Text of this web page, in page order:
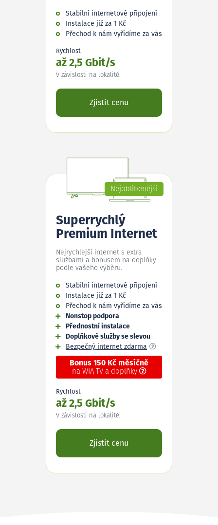
Stabilní internetové připojení
Instalace již za 1 Kč
Přechod k nám vyřídíme za vás
Rychlost
až 2,5 Gbit/s
V závislosti na lokalitě.
Zjistit cenu
Nejoblíbenější
Superrychlý
Premium Internet
Nejrychlejší internet s extra
službami a bonusem na doplňky
podle vašeho výběru.
Stabilní internetové připojení
Instalace již za 1 Kč
Přechod k nám vyřídíme za vás
Nonstop podpora
Přednostní instalace
Doplňkové služby se slevou
Bezpečný internet zdarma
Bonus 150 Kč měsíčně
na WIA TV a doplňky
Rychlost
až 2,5 Gbit/s
V závislosti na lokalitě.
Zjistit cenu